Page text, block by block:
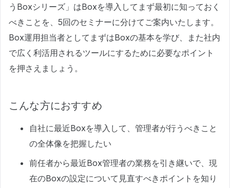
うBoxシリーズ」はBoxを導入してまず最初に知っておく
べきことを、5回のセミナーに分けてご案内いたします。
Box運用担当者としてまずはBoxの基本を学び、また社内
で広く利活用されるツールにするために必要なポイント
を押さえましょう。
こんな方におすすめ
自社に最近Boxを導入して、管理者が行うべきこと
の全体像を把握したい
前任者から最近Box管理者の業務を引き継いで、現
在のBoxの設定について見直すべきポイントを知り